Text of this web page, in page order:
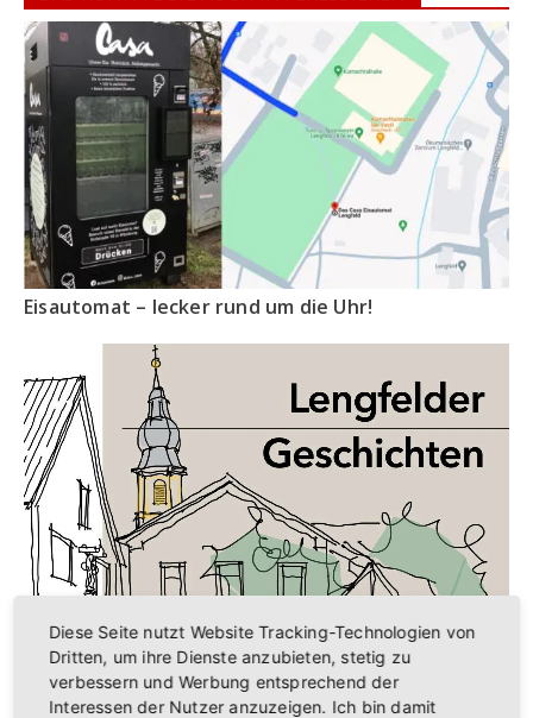
Eisautomat – lecker rund um die Uhr!
Führung I Lengfelder Geschichten mit Alois
Hornung
Diese Seite nutzt Website Tracking-Technologien von
Dritten, um ihre Dienste anzubieten, stetig zu
verbessern und Werbung entsprechend der
Interessen der Nutzer anzuzeigen. Ich bin damit